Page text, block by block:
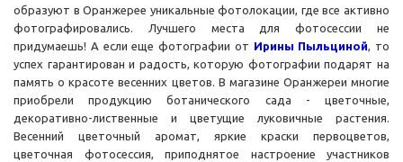
образуют в Оранжерее уникальные фотолокации, где все активно
фотографировались. Лучшего места для фотосессии не
придумаешь! А если еще фотографии от Ирины Пыльциной, то
успех гарантирован и радость, которую фотографии подарят на
память о красоте весенних цветов. В магазине Оранжереи многие
приобрели продукцию ботанического сада - цветочные,
декоративно-лиственные и цветущие луковичные растения.
Весенний цветочный аромат, яркие краски первоцветов,
цветочная фотосессия, приподнятое настроение участников